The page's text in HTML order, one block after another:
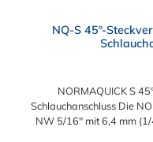
NQ-S 45°-
NORMAQUICK S 45°-Stecker NW 5/16" mit 6,4 mm
Schlauchanschluss Die NORMAQUICK® S 45° Steckverbindung
NW 5/16" mit 6,4 mm (1/